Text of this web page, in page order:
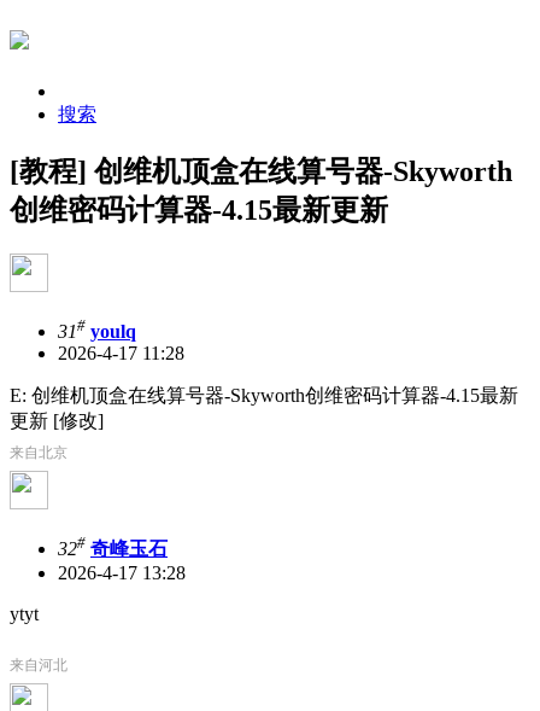
搜索
[教程] 创维机顶盒在线算号器-Skyworth
创维密码计算器-4.15最新更新
31# youlq
2026-4-17 11:28
E: 创维机顶盒在线算号器-Skyworth创维密码计算器-4.15最新
更新 [修改]
来自北京
32# 奇峰玉石
2026-4-17 13:28
ytyt
来自河北